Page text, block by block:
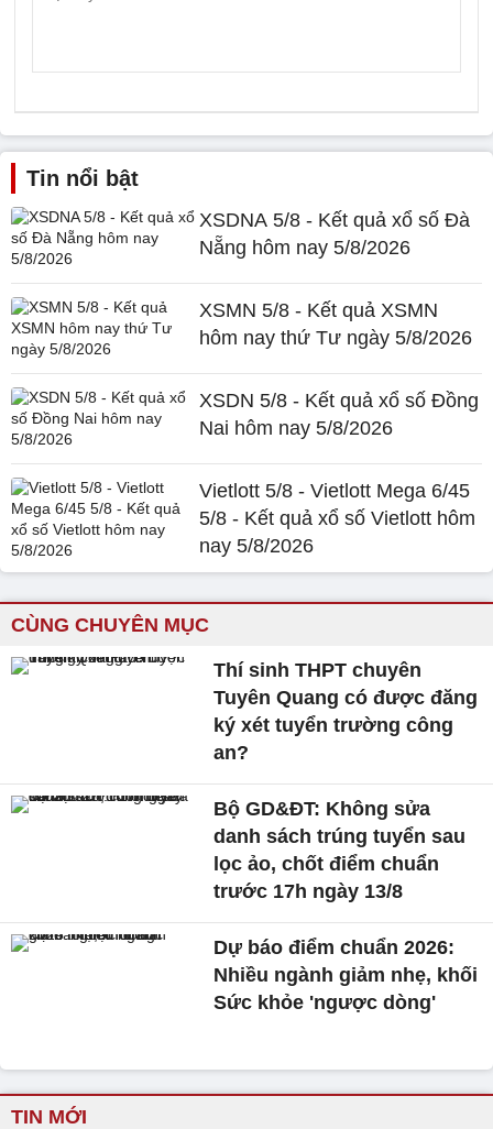
Tin nổi bật
XSDNA 5/8 - Kết quả xổ số Đà
Nẵng hôm nay 5/8/2026
XSMN 5/8 - Kết quả XSMN
hôm nay thứ Tư ngày 5/8/2026
XSDN 5/8 - Kết quả xổ số Đồng
Nai hôm nay 5/8/2026
Vietlott 5/8 - Vietlott Mega 6/45
5/8 - Kết quả xổ số Vietlott hôm
nay 5/8/2026
CÙNG CHUYÊN MỤC
Thí sinh THPT chuyên
Tuyên Quang có được đăng
ký xét tuyển trường công
an?
Bộ GD&ĐT: Không sửa
danh sách trúng tuyển sau
lọc ảo, chốt điểm chuẩn
trước 17h ngày 13/8
Dự báo điểm chuẩn 2026:
Nhiều ngành giảm nhẹ, khối
Sức khỏe 'ngược dòng'
TIN MỚI